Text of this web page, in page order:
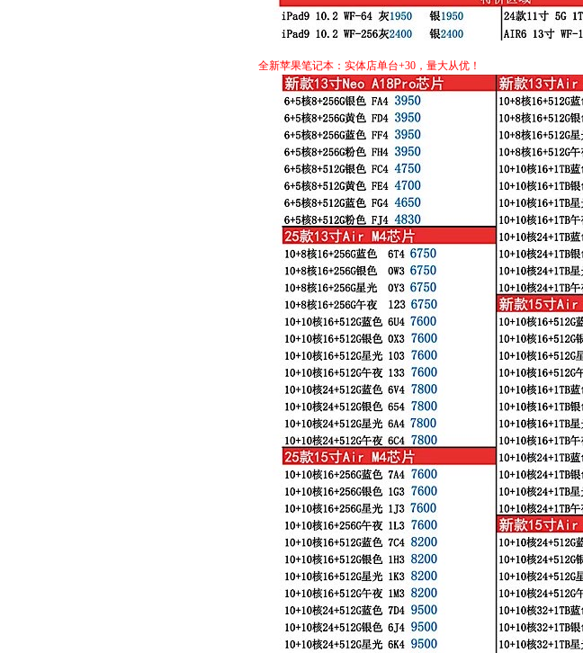
全新苹果笔记本：实体店单台+30，量大从优！